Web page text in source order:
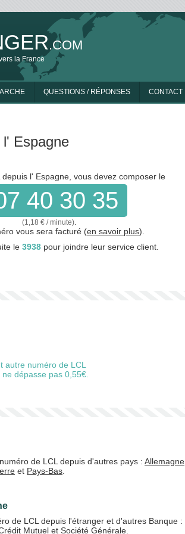
.COM
la France
QUESTIONS / RÉPONSES CONTACT
Espagne
depuis l' Espagne, vous devez composer le
40 30 35
(1,18 € / minute)
vous sera facturé (en savoir plus).
le 3938pour joindre leur service client.
autre numéro de LCL
dépasse pas 0,55€.
de LCL depuis d'autres pays : Allemagne
et Pays-Bas
de LCL depuis l'étranger et d'autres Banque :
Mutuel et Société Générale